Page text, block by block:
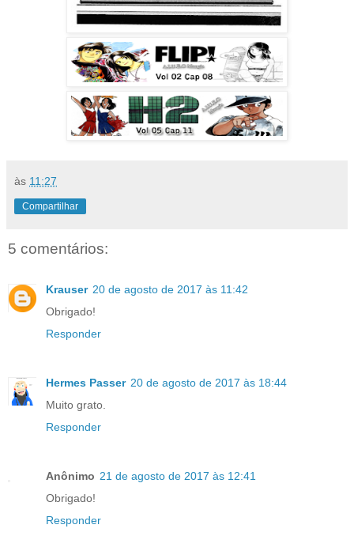
às 11:27
Compartilhar
5 comentários:
Krauser 20 de agosto de 2017 às 11:42
Obrigado!
Responder
Hermes Passer 20 de agosto de 2017 às 18:44
Muito grato.
Responder
Anônimo 21 de agosto de 2017 às 12:41
Obrigado!
Responder